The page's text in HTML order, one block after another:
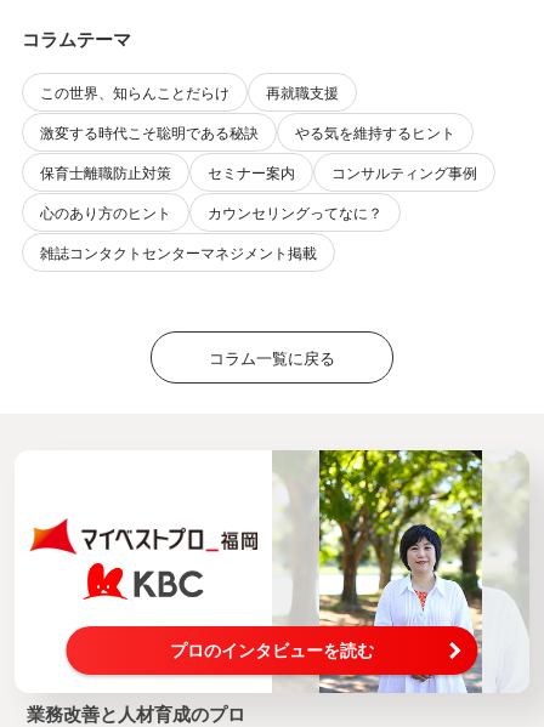
コラムテーマ
この世界、知らんことだらけ
再就職支援
激変する時代こそ聡明である秘訣
やる気を維持するヒント
保育士離職防止対策
セミナー案内
コンサルティング事例
心のあり方のヒント
カウンセリングってなに？
雑誌コンタクトセンターマネジメント掲載
コラム一覧に戻る
プロのインタビューを読む
業務改善と人材育成のプロ